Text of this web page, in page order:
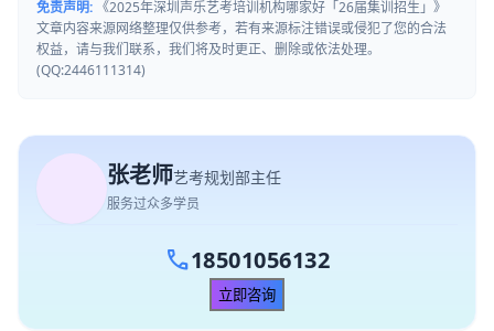
免责声明:《2025年深圳声乐艺考培训机构哪家好「26届集训招生」》
文章内容来源网络整理仅供参考，若有来源标注错误或侵犯了您的合法
权益，请与我们联系，我们将及时更正、删除或依法处理。
张老师艺考规划部主任
call 18501056132
立即咨询